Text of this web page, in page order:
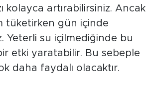
kolayca artırabilirsiniz. Ancak
tüketirken gün içinde
Yeterli su içilmediğinde bu
etki yaratabilir. Bu sebeple
daha faydalı olacaktır.